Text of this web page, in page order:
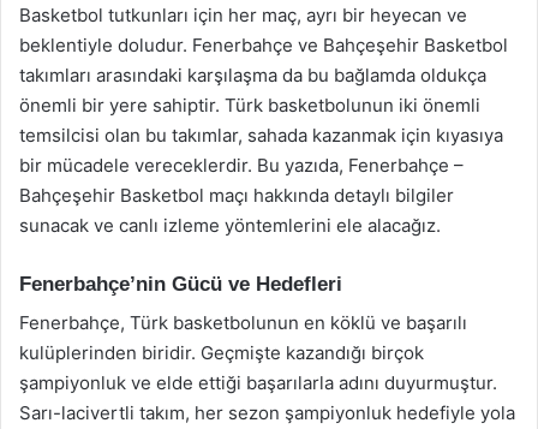
Basketbol tutkunları için her maç, ayrı bir heyecan ve
beklentiyle doludur. Fenerbahçe ve Bahçeşehir Basketbol
takımları arasındaki karşılaşma da bu bağlamda oldukça
önemli bir yere sahiptir. Türk basketbolunun iki önemli
temsilcisi olan bu takımlar, sahada kazanmak için kıyasıya
bir mücadele vereceklerdir. Bu yazıda, Fenerbahçe –
Bahçeşehir Basketbol maçı hakkında detaylı bilgiler
sunacak ve canlı izleme yöntemlerini ele alacağız.
Fenerbahçe’nin Gücü ve Hedefleri
Fenerbahçe, Türk basketbolunun en köklü ve başarılı
kulüplerinden biridir. Geçmişte kazandığı birçok
şampiyonluk ve elde ettiği başarılarla adını duyurmuştur.
Sarı-lacivertli takım, her sezon şampiyonluk hedefiyle yola